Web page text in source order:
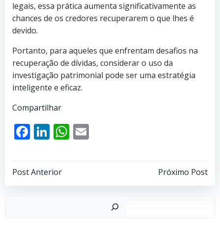
legais, essa prática aumenta significativamente as
chances de os credores recuperarem o que lhes é
devido.
Portanto, para aqueles que enfrentam desafios na
recuperação de dívidas, considerar o uso da
investigação patrimonial pode ser uma estratégia
inteligente e eficaz.
Compartilhar
Facebook
LinkedIn
WhatsApp
Post
Post Anterior
navigation
Próximo Post